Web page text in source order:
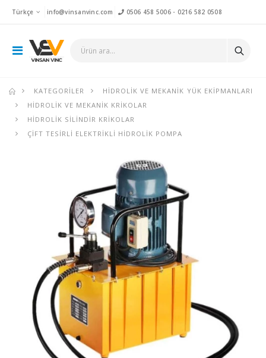
Türkçe info@vinsanvinc.com 0506 458 5006- 0216 582 0508
KATEGORILER
HIDROLIK VE MEKANIK YÜK EKIPMANLARI
HIDROLIK VE MEKANIK KRIKOLAR
HIDROLIK SILINDIR KRIKOLAR
ÇIFT TESIRLI ELEKTRIKLI HIDROLIK POMPA